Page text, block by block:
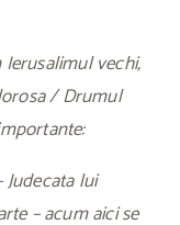
vechi,
/ Drumul
lui
– acum aici se